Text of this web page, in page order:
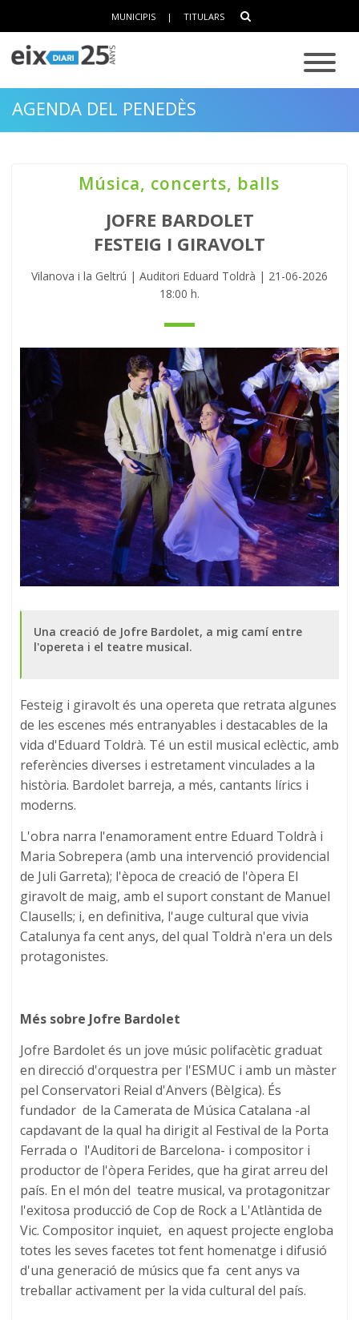
MUNICIPIS | TITULARS
AGENDA DEL PENEDÈS
Música, concerts, balls
JOFRE BARDOLET
FESTEIG I GIRAVOLT
Vilanova i la Geltrú | Auditori Eduard Toldrà | 21-06-2026
18:00 h.
Una creació de Jofre Bardolet, a mig camí entre
l'opereta i el teatre musical.
Festeig i giravolt és una opereta que retrata algunes
de les escenes més entranyables i destacables de la
vida d'Eduard Toldrà. Té un estil musical eclèctic, amb
referències diverses i estretament vinculades a la
història. Bardolet barreja, a més, cantants lírics i
moderns.
L'obra narra l'enamorament entre Eduard Toldrà i
Maria Sobrepera (amb una intervenció providencial
de Juli Garreta); l'època de creació de l'òpera El
giravolt de maig, amb el suport constant de Manuel
Clausells; i, en definitiva, l'auge cultural que vivia
Catalunya fa cent anys, del qual Toldrà n'era un dels
protagonistes.
Més sobre Jofre Bardolet
Jofre Bardolet és un jove músic polifacètic graduat
en direcció d'orquestra per l'ESMUC i amb un màster
pel Conservatori Reial d'Anvers (Bèlgica). És
fundador de la Camerata de Música Catalana -al
capdavant de la qual ha dirigit al Festival de la Porta
Ferrada o l'Auditori de Barcelona- i compositor i
productor de l'òpera Ferides, que ha girat arreu del
país. En el món del teatre musical, va protagonitzar
l'exitosa producció de Cop de Rock a L'Atlàntida de
Vic. Compositor inquiet, en aquest projecte engloba
totes les seves facetes tot fent homenatge i difusió
d'una generació de músics que fa cent anys va
treballar activament per la vida cultural del país.